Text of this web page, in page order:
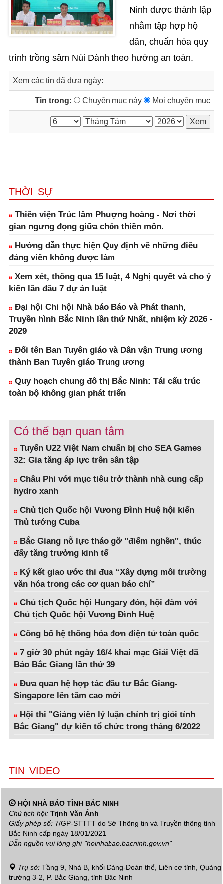
Ninh được thành lập
nhằm tập hợp hộ
dân, chuẩn hóa quy
trình trồng sâm Núi Dành theo hướng an toàn.
Xem các tin đã đưa ngày:
Tin trong: Chuyên mục này Mọi chuyên mục
THỜI SỰ
Thiền viện Trúc lâm Phượng hoàng - Nơi thời
gian ngưng đọng giữa chốn thiền môn.
Hướng dẫn thực hiện Quy định về những điều
đảng viên không được làm
Xem xét, thông qua 15 luật, 4 Nghị quyết và cho ý
kiến lần đầu 7 dự án luật
Đại hội Chi hội Nhà báo Báo và Phát thanh,
Truyền hình Bắc Ninh lần thứ Nhất, nhiệm kỳ 2026 -
2029
Đổi tên Ban Tuyên giáo và Dân vận Trung ương
thành Ban Tuyên giáo Trung ương
Quy hoạch chung đô thị Bắc Ninh: Tái cấu trúc
toàn bộ không gian phát triển
Có thể bạn quan tâm
Tuyển U22 Việt Nam chuẩn bị cho SEA Games
32: Gia tăng áp lực trên sân tập
Châu Phi với mục tiêu trở thành nhà cung cấp
hydro xanh
Chủ tịch Quốc hội Vương Đình Huệ hội kiến
Thủ tướng Cuba
Bắc Giang nỗ lực tháo gỡ ''điểm nghẽn'', thúc
đẩy tăng trưởng kinh tế
Ký kết giao ước thi đua “Xây dựng môi trường
văn hóa trong các cơ quan báo chí”
Chủ tịch Quốc hội Hungary đón, hội đàm với
Chủ tịch Quốc hội Vương Đình Huệ
Công bố hệ thống hóa đơn điện tử toàn quốc
7 giờ 30 phút ngày 16/4 khai mạc Giải Việt dã
Báo Bắc Giang lần thứ 39
Đưa quan hệ hợp tác đầu tư Bắc Giang-
Singapore lên tầm cao mới
Hội thi "Giảng viên lý luận chính trị giỏi tỉnh
Bắc Giang" dự kiến tổ chức trong tháng 6/2022
TIN VIDEO
HỘI NHÀ BÁO TỈNH BẮC NINH
Chủ tịch hội: Trịnh Văn Ánh
Giấy phép số: 7/GP-STTTT do Sở Thông tin và Truyền thông tỉnh
Bắc Ninh cấp ngày 18/01/2021
Dẫn nguồn vui lòng ghi "hoinhabao.bacninh.gov.vn"
Trụ sở: Tầng 9, Nhà B, khối Đảng-Đoàn thể, Liên cơ tỉnh, Quảng
trường 3-2, P. Bắc Giang, tỉnh Bắc Ninh